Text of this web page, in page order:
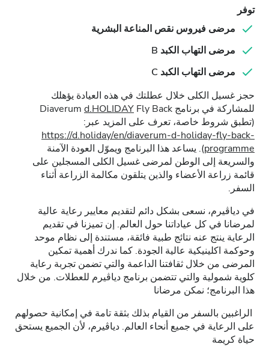
توفر
مرضى فيروس نقص المناعة البشرية
مرضى التهاب الكبد B
مرضى التهاب الكبد C
حجز غسيل الكلى خلال عطلتك في هذه العيادة يؤهلك
للمشاركة في برنامج Diaverum
d.HOLIDAY Fly Back
(تطبق شروط خاصة، تعرف على المزيد عبر:
https://d.holiday/en/diaverum-d-holiday-fly-back-
programme). يساعد هذا البرنامج ويموّل العودة الآمنة
والسريعة إلى الوطن لمرضى غسيل الكلى المسجلين على
قائمة زراعة الأعضاء والذين يتلقون مكالمة الزراعة أثناء
السفر.
في دياڤيرم، نسعى بشكل دائم لتقديم معايير رعاية عالية
لمرضانا في كل عياداتنا حول العالم. إن تميزنا في تقديم
الرعاية ينتج عنه نتائج طبية فائقة، مستندة إلى نظام موحد
وحوكمة اكلينيكية عالية الجودة. كما ندرك أهمية تمكين
المرضى من خلال ثقافتنا الداعمة والتي تضمن تجربة رعاية
كلوية شمولية والتي تتضمن برنامج دياڤيرم للعطلات. من خلال
هذا البرنامج؛ نمكن مرضانا
الراغبين بالسفر من القيام بذلك بثقة تامة في إمكانية حصولهم
على الرعاية في جميع أنحاء العالم. دياڤيرم، لأن الجميع يستحق
حياة كريمة